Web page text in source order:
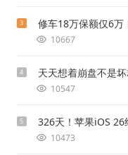
3 修车18万保额仅6万
10667
4 天天想着崩盘不是
10547
5 326天！苹果iOS 26
10473